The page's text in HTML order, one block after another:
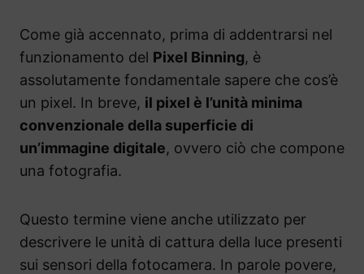
Come già accennato, prima di addentrarsi nel
funzionamento del Pixel Binning, è
assolutamente fondamentale sapere che cos’è
un pixel. In breve, il pixel è l’unità minima
convenzionale della superficie di
un’immagine digitale, ovvero ciò che compone
una fotografia.
Questo termine viene anche utilizzato per
descrivere le unità di cattura della luce presenti
sui sensori della fotocamera. In parole povere,